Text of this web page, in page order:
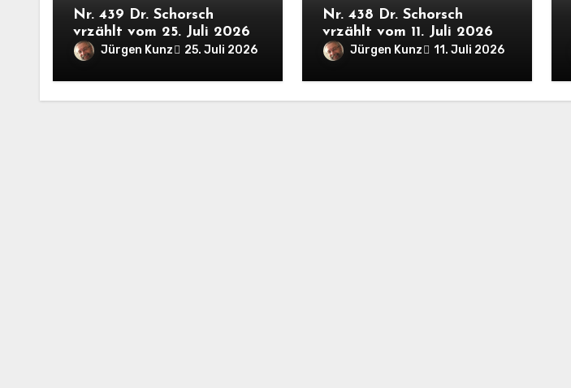
Nr. 439 Dr. Schorsch
vrzählt vom 25. Juli 2026
Jürgen Kunz 25. Juli 2026
Nr. 438 Dr. Schorsch
vrzählt vom 11. Juli 2026
Jürgen Kunz 11. Juli 2026